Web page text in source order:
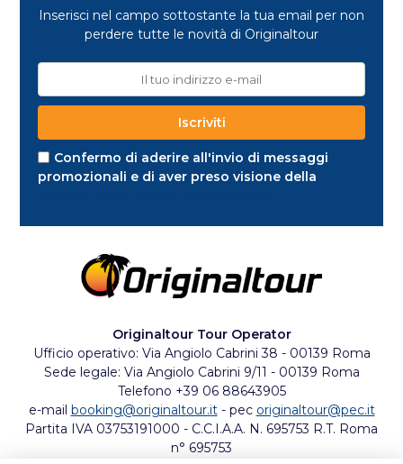
Inserisci nel campo sottostante la tua email per non
perdere tutte le novità di Originaltour
Confermo di aderire all'invio di messaggi
promozionali e di aver preso visione della
Originaltour Tour Operator
Ufficio operativo: Via Angiolo Cabrini 38 - 00139 Roma
Sede legale: Via Angiolo Cabrini 9/11 - 00139 Roma
Telefono +39 06 88643905
e-mail booking@originaltour.it- pec originaltour@pec.it
Partita IVA 03753191000 - C.C.I.A.A. N. 695753 R.T. Roma
n° 695753